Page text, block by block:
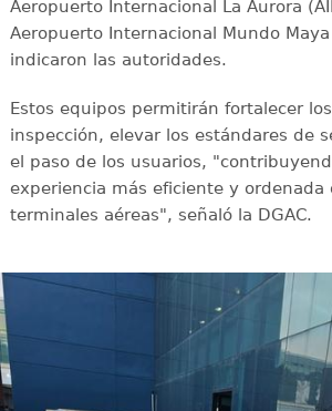
Aeropuerto Internacional La Aurora
Aeropuerto Internacional Mundo
indicaron las autoridades.
Estos equipos permitirán fortalecer
inspección, elevar los estándares de
el paso de los usuarios,
experiencia más eficiente y ordenada
terminales aéreas", señaló la DGAC.